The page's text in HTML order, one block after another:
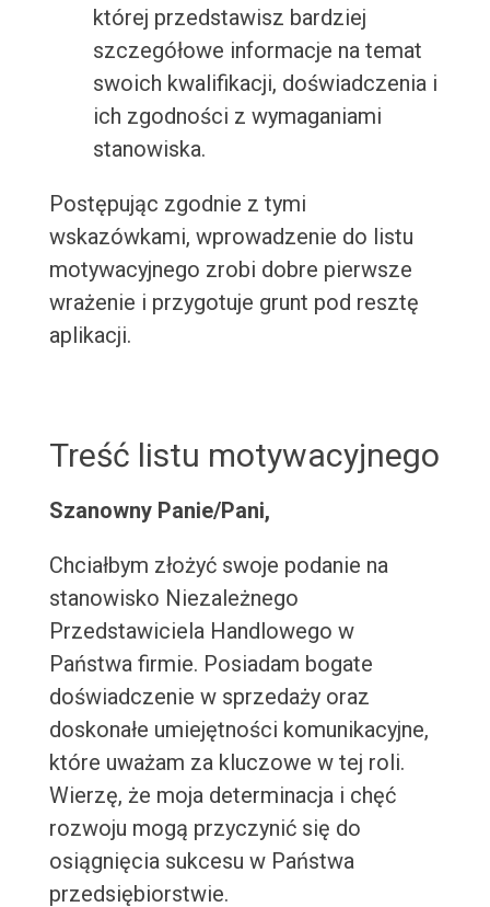
której przedstawisz bardziej
szczegółowe informacje na temat
swoich kwalifikacji, doświadczenia i
ich zgodności z wymaganiami
stanowiska.
Postępując zgodnie z tymi
wskazówkami, wprowadzenie do listu
motywacyjnego zrobi dobre pierwsze
wrażenie i przygotuje grunt pod resztę
aplikacji.
Treść listu motywacyjnego
Szanowny Panie/Pani,
Chciałbym złożyć swoje podanie na
stanowisko Niezależnego
Przedstawiciela Handlowego w
Państwa firmie. Posiadam bogate
doświadczenie w sprzedaży oraz
doskonałe umiejętności komunikacyjne,
które uważam za kluczowe w tej roli.
Wierzę, że moja determinacja i chęć
rozwoju mogą przyczynić się do
osiągnięcia sukcesu w Państwa
przedsiębiorstwie.